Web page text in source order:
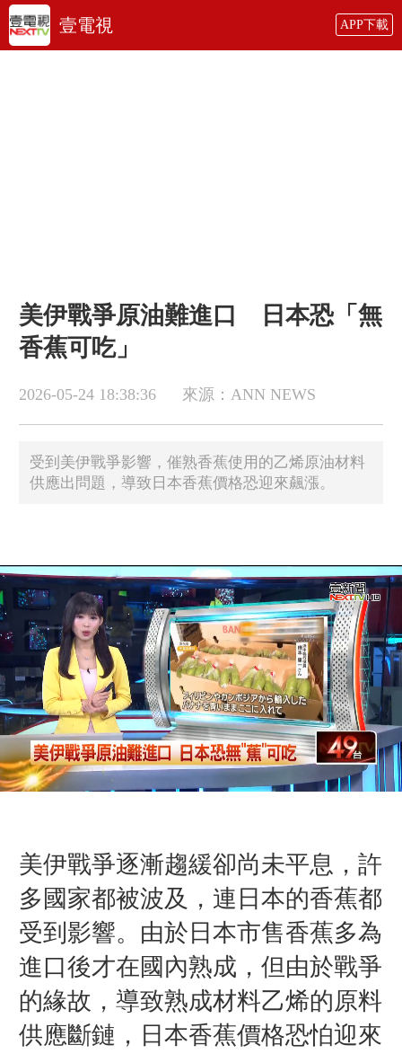
壹電視 APP下載
美伊戰爭原油難進口 日本恐「無
香蕉可吃」
2026-05-24 18:38:36 來源：ANN NEWS
受到美伊戰爭影響，催熟香蕉使用的乙烯原油材料
供應出問題，導致日本香蕉價格恐迎來飆漲。
美伊戰爭逐漸趨緩卻尚未平息，許
多國家都被波及，連日本的香蕉都
受到影響。由於日本市售香蕉多為
進口後才在國內熟成，但由於戰爭
的緣故，導致熟成材料乙烯的原料
供應斷鏈，日本香蕉價格恐怕迎來